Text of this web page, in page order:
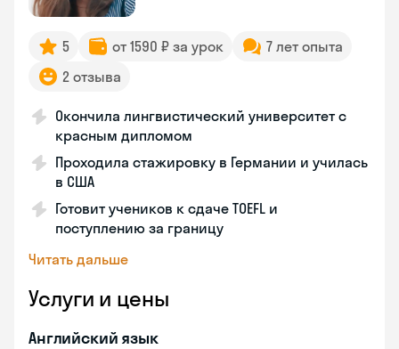
5 от 1590 ₽ за урок
7 лет опыта
2 отзыва
Окончила лингвистический университет с
красным дипломом
Проходила стажировку в Германии и училась
в США
Готовит учеников к сдаче TOEFL и
поступлению за границу
Читать дальше
Услуги и цены
Английский язык